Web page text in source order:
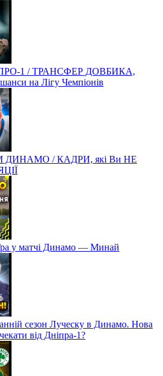
1 / ТРАНСФЕР ДОВБИКА,
на Лігу Чемпіонів
/ КАДРИ, які Ви НЕ
у матчі Динамо — Минай
сезон Луческу в Динамо. Нова
від Дніпра-1?